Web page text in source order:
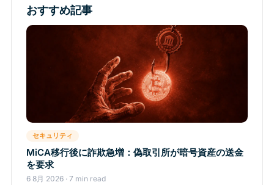
おすすめ記事
セキュリティ
MiCA移行後に詐欺急増：偽取引所が暗号資産の送金
を要求
6 8月 2026 · 7 min read